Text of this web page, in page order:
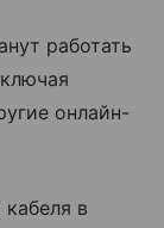
работать
онлайн-
в